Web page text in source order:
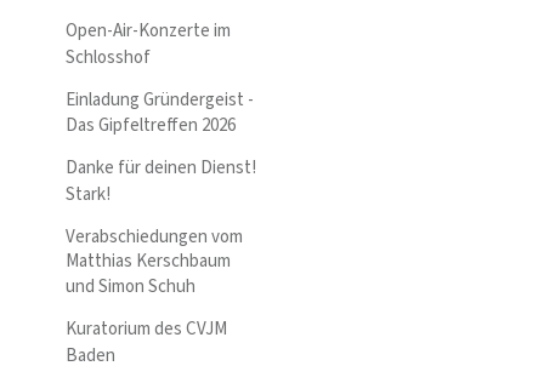
Open-Air-Konzerte im
Schlosshof
Einladung Gründergeist -
Das Gipfeltreffen 2026
Danke für deinen Dienst!
Stark!
Verabschiedungen vom
Matthias Kerschbaum
und Simon Schuh
Kuratorium des CVJM
Baden